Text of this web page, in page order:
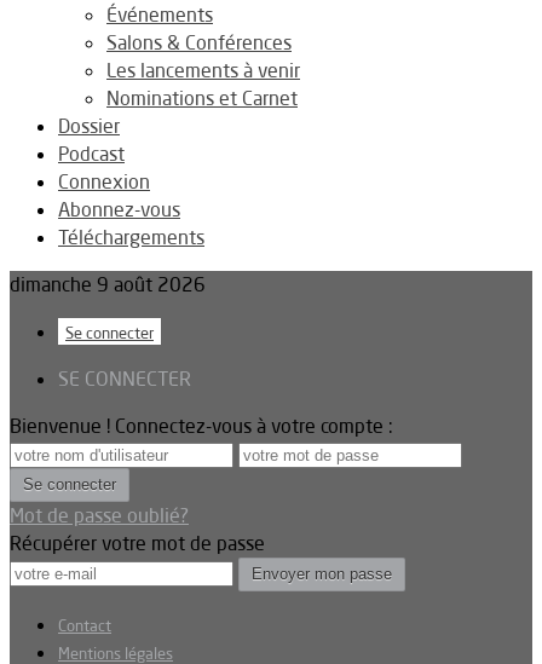
Événements
Salons & Conférences
Les lancements à venir
Nominations et Carnet
Dossier
Podcast
Connexion
Abonnez-vous
Téléchargements
dimanche 9 août 2026
Se connecter
SE CONNECTER
Bienvenue ! Connectez-vous à votre compte :
Mot de passe oublié?
Récupérer votre mot de passe
Contact
Mentions légales